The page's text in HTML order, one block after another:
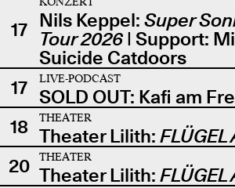
17 Nils Keppel: Super
Tour 2026| Support:
Suicide Catdoors
17
LIVE-PODCAST
SOLD OUT: Kafi am
18
THEATER
Theater Lilith: FLÜGEL
20
THEATER
Theater Lilith: FLÜGEL